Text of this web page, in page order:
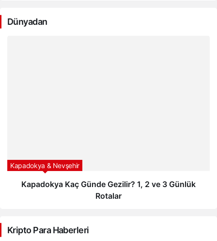
Dünyadan
Kapadokya & Nevşehir
Kapadokya Kaç Günde Gezilir? 1, 2 ve 3 Günlük
Rotalar
Kripto Para Haberleri